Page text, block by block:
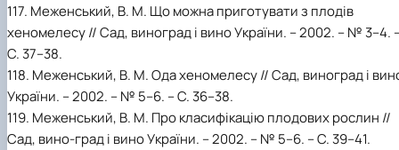
117. Меженський, В. М. Що можна приготувати з плодів
хеномелесу // Сад, виноград і вино України. – 2002. – № 3–4.
С. 37–38.
118. Меженський, В. М. Ода хеномелесу // Сад, виноград і
України. – 2002. – № 5–6. – С. 36–38.
119. Меженський, В. М. Про класифікацію плодових рослин //
Сад, вино-град і вино України. – 2002. – № 5–6. – С. 39–41.